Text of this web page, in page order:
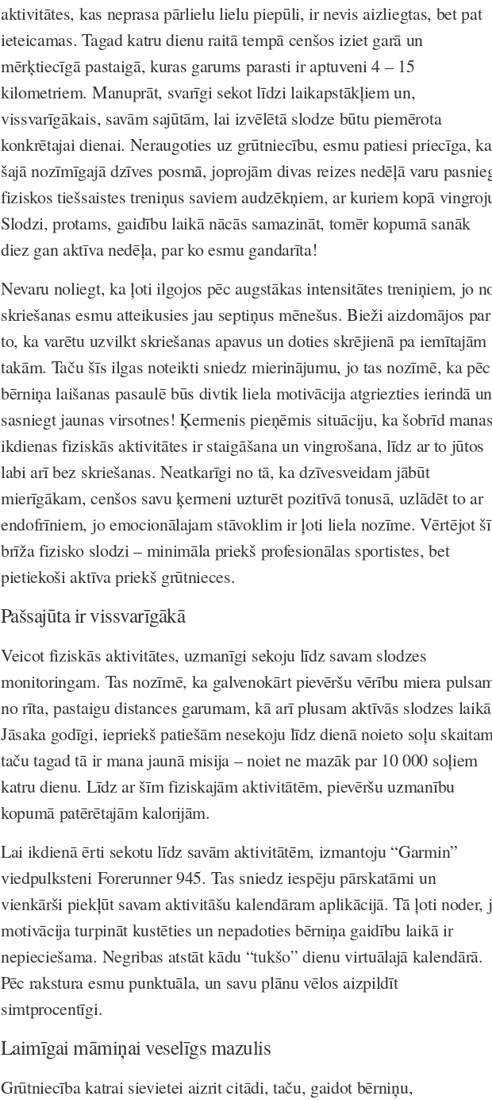
aktivitātes, kas neprasa pārlielu lielu piepūli, ir nevis aizliegtas, bet pat
ieteicamas. Tagad katru dienu raitā tempā cenšos iziet garā un
mērķtiecīgā pastaigā, kuras garums parasti ir aptuveni 4 – 15
kilometriem. Manuprāt, svarīgi sekot līdzi laikapstākļiem un,
vissvarīgākais, savām sajūtām, lai izvēlētā slodze būtu piemērota
konkrētajai dienai. Neraugoties uz grūtniecību, esmu patiesi priecīga, ka
šajā nozīmīgajā dzīves posmā, joprojām divas reizes nedēļā varu
fiziskos tiešsaistes treniņus saviem audzēkņiem, ar kuriem kopā
Slodzi, protams, gaidību laikā nācās samazināt, tomēr kopumā sanāk
diez gan aktīva nedēļa, par ko esmu gandarīta!
Nevaru noliegt, ka ļoti ilgojos pēc augstākas intensitātes treniņiem, jo
skriešanas esmu atteikusies jau septiņus mēnešus. Bieži aizdomājos par
to, ka varētu uzvilkt skriešanas apavus un doties skrējienā pa iemītajām
takām. Taču šīs ilgas noteikti sniedz mierinājumu, jo tas nozīmē, ka pēc
bērniņa laišanas pasaulē būs divtik liela motivācija atgriezties ierindā un
sasniegt jaunas virsotnes! Ķermenis pieņēmis situāciju, ka šobrīd
ikdienas fiziskās aktivitātes ir staigāšana un vingrošana, līdz ar to jūtos
labi arī bez skriešanas. Neatkarīgi no tā, ka dzīvesveidam jābūt
mierīgākam, cenšos savu ķermeni uzturēt pozitīvā tonusā, uzlādēt to ar
endofrīniem, jo emocionālajam stāvoklim ir ļoti liela nozīme. Vērtējot šī
brīža fizisko slodzi – minimāla priekš profesionālas sportistes, bet
pietiekoši aktīva priekš grūtnieces.
Pašsajūta ir vissvarīgākā
Veicot fiziskās aktivitātes, uzmanīgi sekoju līdz savam slodzes
monitoringam. Tas nozīmē, ka galvenokārt pievēršu vērību miera
no rīta, pastaigu distances garumam, kā arī plusam aktīvās slodzes
Jāsaka godīgi, iepriekš patiešām nesekoju līdz dienā noieto soļu
taču tagad tā ir mana jaunā misija – noiet ne mazāk par 10 000 soļiem
katru dienu. Līdz ar šīm fiziskajām aktivitātēm, pievēršu uzmanību
kopumā patērētajām kalorijām.
Lai ikdienā ērti sekotu līdz savām aktivitātēm, izmantoju “Garmin”
viedpulksteni Forerunner 945. Tas sniedz iespēju pārskatāmi un
vienkārši piekļūt savam aktivitāšu kalendāram aplikācijā. Tā ļoti noder,
motivācija turpināt kustēties un nepadoties bērniņa gaidību laikā ir
nepieciešama. Negribas atstāt kādu “tukšo” dienu virtuālajā kalendārā.
Pēc rakstura esmu punktuāla, un savu plānu vēlos aizpildīt
simtprocentīgi.
Laimīgai māmiņai veselīgs mazulis
Grūtniecība katrai sievietei aizrit citādi, taču, gaidot bērniņu,